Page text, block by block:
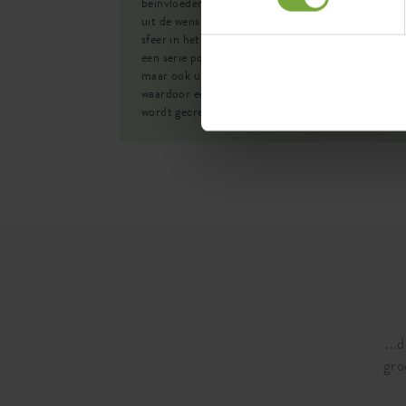
SKU
uit de wens om een speelse, maar toch verfijnde
sfeer in het interieur te brengen. Het resultaat is
een serie potten die niet alleen visueel opvallen,
maar ook uitnodigen om aangeraakt te worden,
waardoor een diepere connectie met de omgeving
wordt gecreëerd.